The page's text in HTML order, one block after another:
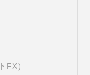
FX）